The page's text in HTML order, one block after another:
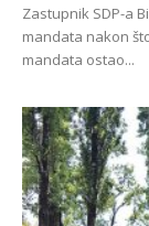
Zastupnik SDP-a
mandata nakon
mandata ostao...